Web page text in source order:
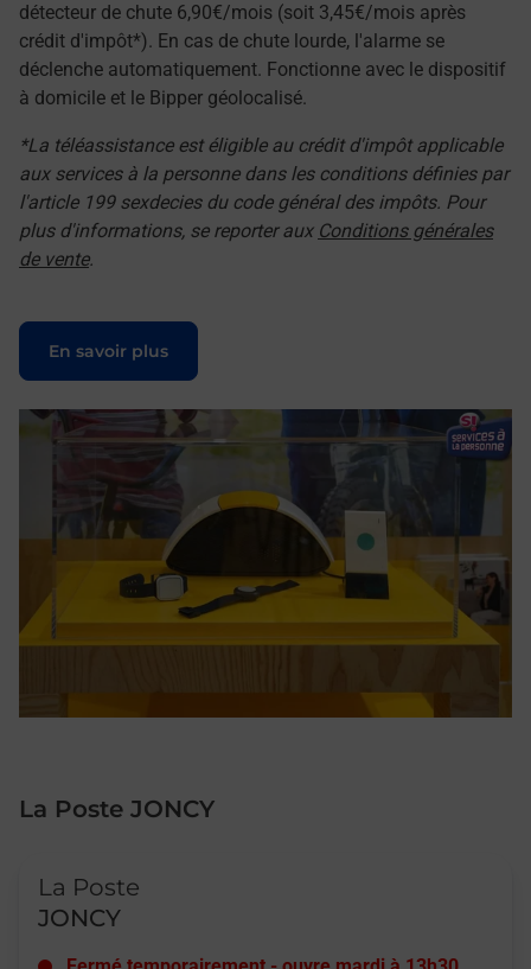
détecteur de chute 6,90€/mois (soit 3,45€/mois après
crédit d'impôt*). En cas de chute lourde, l'alarme se
déclenche automatiquement. Fonctionne avec le dispositif
à domicile et le Bipper géolocalisé.
*La téléassistance est éligible au crédit d'impôt applicable
aux services à la personne dans les conditions définies par
l'article 199 sexdecies du code général des impôts. Pour
plus d'informations, se reporter aux Conditions générales
de vente.
En savoir plus
Le lien s'ouvre dans un nouvel onglet
La Poste JONCY
La Poste
JONCY